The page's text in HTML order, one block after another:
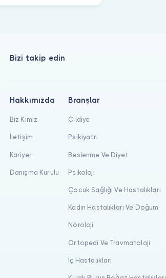
Bizi takip edin
Hakkımızda
Biz Kimiz
İletişim
Kariyer
Danışma Kurulu
Branşlar
Cildiye
Psikiyatri
Beslenme Ve Diyet
Psikoloji
Çocuk Sağlığı Ve Hastalıkları
Kadın Hastalıkları Ve Doğum
Nöroloji
Ortopedi Ve Travmatoloji
İç Hastalıkları